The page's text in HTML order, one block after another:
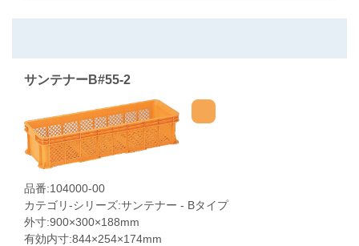
サンテナーB#55-2
品番:104000-00
カテゴリ-シリーズ:サンテナー - Bタイプ
外寸:900×300×188mm
有効内寸:844×254×174mm